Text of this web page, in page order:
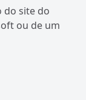
do site do
ou de um